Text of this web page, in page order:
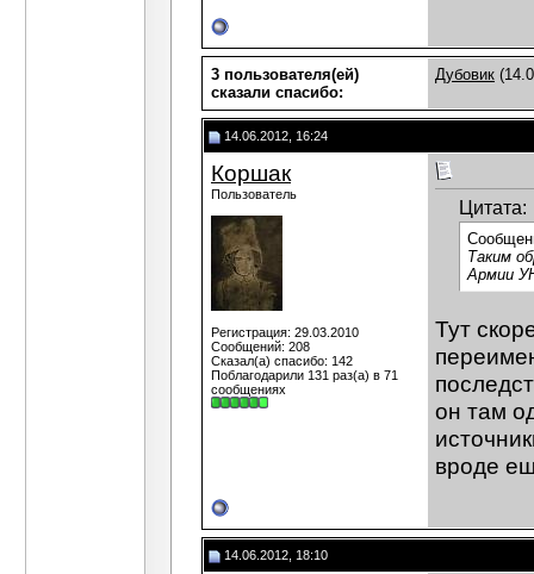
3 пользователя(ей)
сказали cпасибо:
Дубовик
14.06.2012, 16:24
Коршак
Пользователь
Регистрация: 29.03.2010
Сообщений: 208
Сказал(а) спасибо: 142
Поблагодарили 131 раз(а) в 71
сообщениях
Цитата:
Таким
Армии
Тут
он там
вроде
14.06.2012, 18:10